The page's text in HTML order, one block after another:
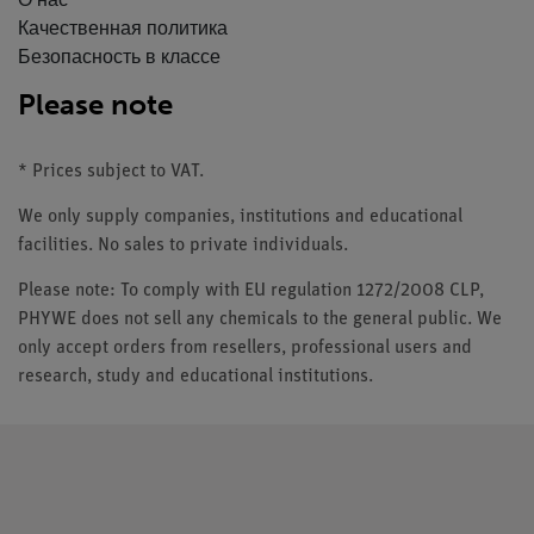
Качественная политика
Безопасность в классе
Please note
* Prices subject to VAT.
We only supply companies, institutions and educational
facilities. No sales to private individuals.
Please note: To comply with EU regulation 1272/2008 CLP,
PHYWE does not sell any chemicals to the general public. We
only accept orders from resellers, professional users and
research, study and educational institutions.